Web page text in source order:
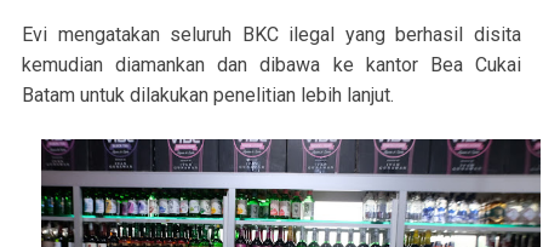
Evi mengatakan seluruh BKC ilegal yang berhasil disita
kemudian diamankan dan dibawa ke kantor Bea Cukai
Batam untuk dilakukan penelitian lebih lanjut.